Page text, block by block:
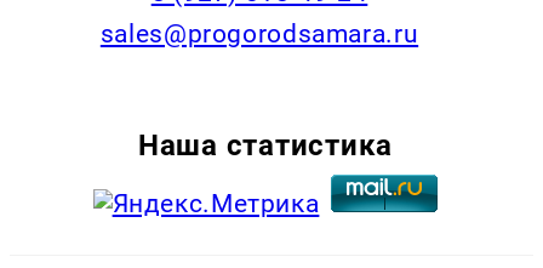
sales@progorodsamara.ru
Наша статистика